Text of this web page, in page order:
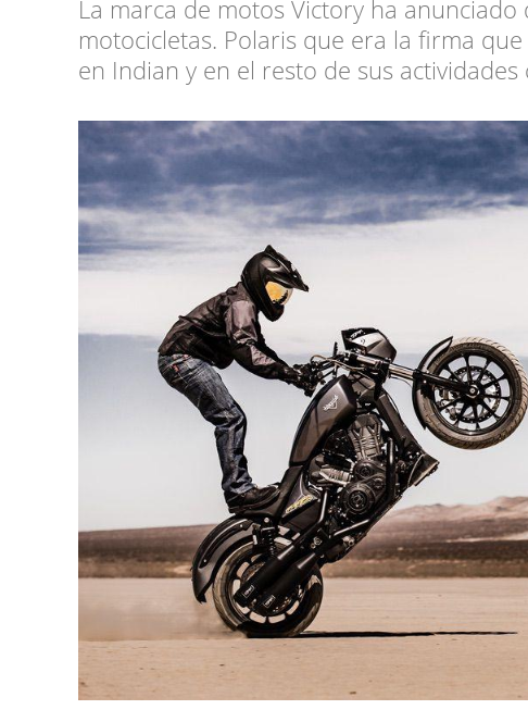
La marca de motos Victory ha
motocicletas. Polaris que era la firma
en Indian y en el resto de sus actividades